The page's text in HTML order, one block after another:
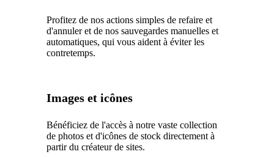
Profitez de nos actions simples de refaire et
d'annuler et de nos sauvegardes manuelles et
automatiques, qui vous aident à éviter les
contretemps.
Images et icônes
Bénéficiez de l'accès à notre vaste collection
de photos et d'icônes de stock directement à
partir du créateur de sites.